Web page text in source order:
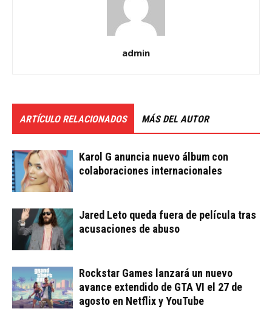
admin
ARTÍCULO RELACIONADOS MÁS DEL AUTOR
Karol G anuncia nuevo álbum con
colaboraciones internacionales
Jared Leto queda fuera de película tras
acusaciones de abuso
Rockstar Games lanzará un nuevo
avance extendido de GTA VI el 27 de
agosto en Netflix y YouTube